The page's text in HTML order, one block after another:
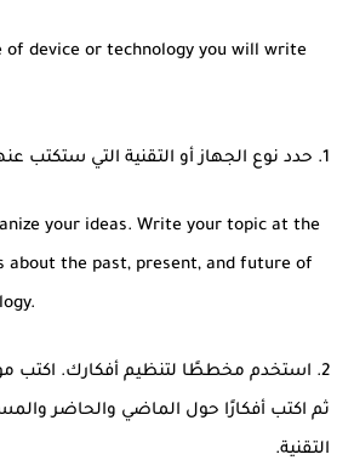
of device or technology you will write
1. حدد نوع الجهاز أو التقنية التي ستكتب عنها.
your ideas. Write your topic at the
about the past, present, and future of
2. استخدم مخططًا لتنظيم أفكارك. اكتب
ثم اكتب أفكارًا حول الماضي والحاضر
التقنية.